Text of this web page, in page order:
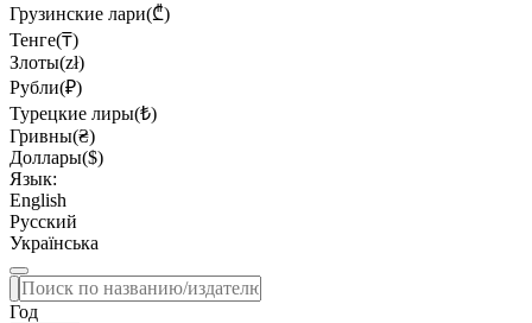
Грузинские лари(₾)
Тенге(₸)
Злоты(zł)
Рубли(₽)
Турецкие лиры(₺)
Гривны(₴)
Доллары($)
Язык:
English
Русский
Українська
Год